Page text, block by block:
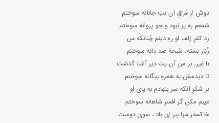
دوش از فراقِ آن بتِ جانانه سوختم
شمعم به بر نبود و چو پروانه سوختم
زد کفرِ زلف او رهِ دینم چُنانکه من
زُنار بسته، سُبحۀ صد دانه سوختم
با غیر، بر من آن بت دیر آشنا گذشت
تا دیدمش به همرهِ بیگانه سوختم
بر شکرِ آنکه سر بنهادم به پای او
عیبم مکن گر افسرِ شاهانه سوختم
خاکستر مرا ببر ای باد ، سوی دوست